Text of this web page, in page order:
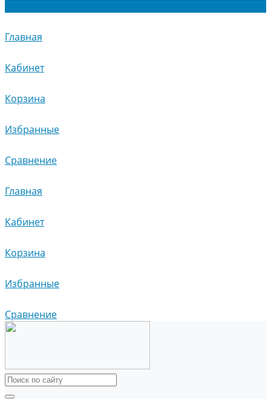
Главная
Кабинет
Корзина
Избранные
Сравнение
Главная
Кабинет
Корзина
Избранные
Сравнение